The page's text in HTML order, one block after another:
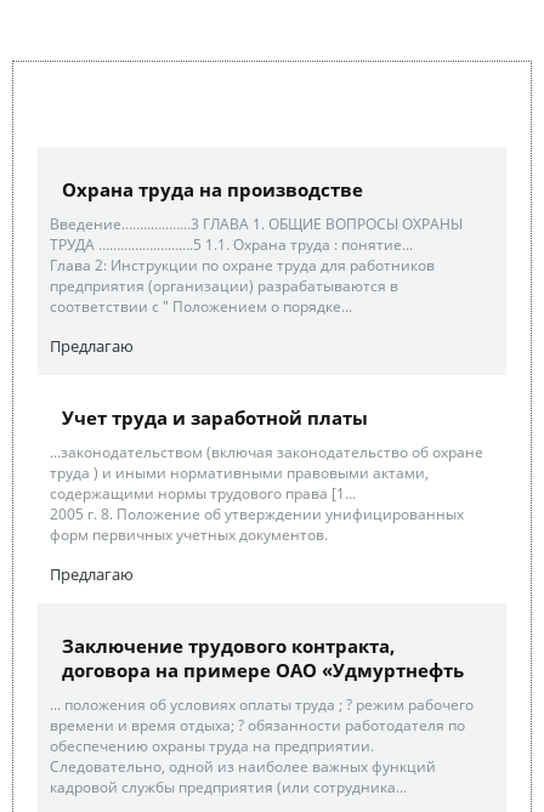
Охрана труда на производстве
Введение….….…..……3 ГЛАВА 1. ОБЩИЕ ВОПРОСЫ ОХРАНЫ
ТРУДА …………….……….5 1.1. Охрана труда : понятие...
Глава 2: Инструкции по охране труда для работников
предприятия (организации) разрабатываются в
соответствии с " Положением о порядке...
Предлагаю
Учет труда и заработной платы
...законодательством (включая законодательство об охране
труда ) и иными нормативными правовыми актами,
содержащими нормы трудового права [1...
2005 г. 8. Положение об утверждении унифицированных
форм первичных учетных документов.
Предлагаю
Заключение трудового контракта,
договора на примере ОАО «Удмуртнефть
... положения об условиях оплаты труда ; ? режим рабочего
времени и время отдыха; ? обязанности работодателя по
обеспечению охраны труда на предприятии.
Следовательно, одной из наиболее важных функций
кадровой службы предприятия (или сотрудника...